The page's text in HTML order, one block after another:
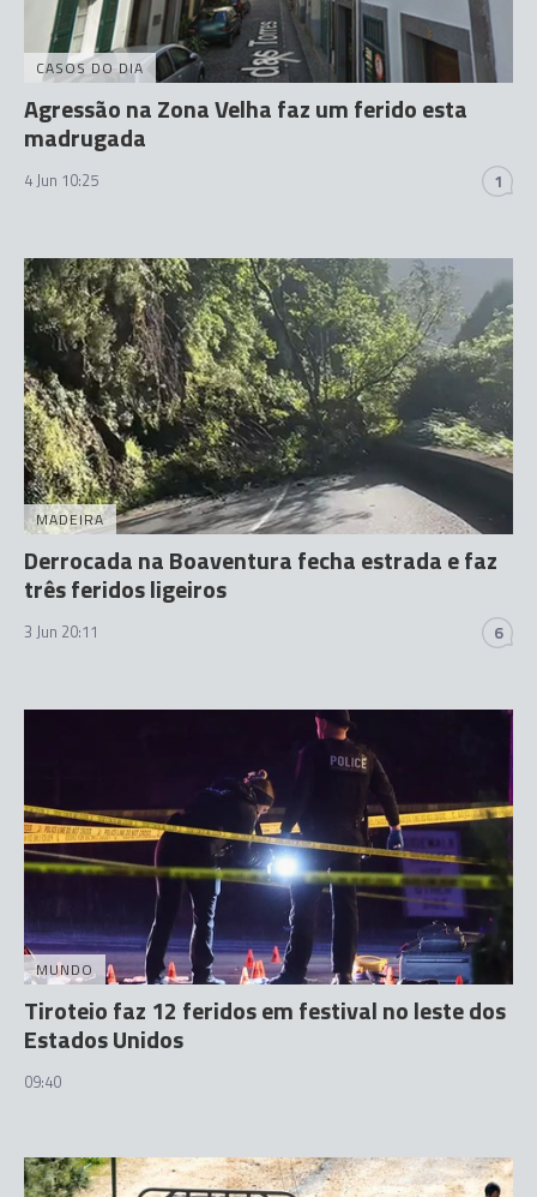
CASOS DO DIA
Agressão na Zona Velha faz um ferido esta
madrugada
4 Jun 10:25 1
MADEIRA
Derrocada na Boaventura fecha estrada e faz
três feridos ligeiros
3 Jun 20:11 6
MUNDO
Tiroteio faz 12 feridos em festival no leste dos
Estados Unidos
09:40